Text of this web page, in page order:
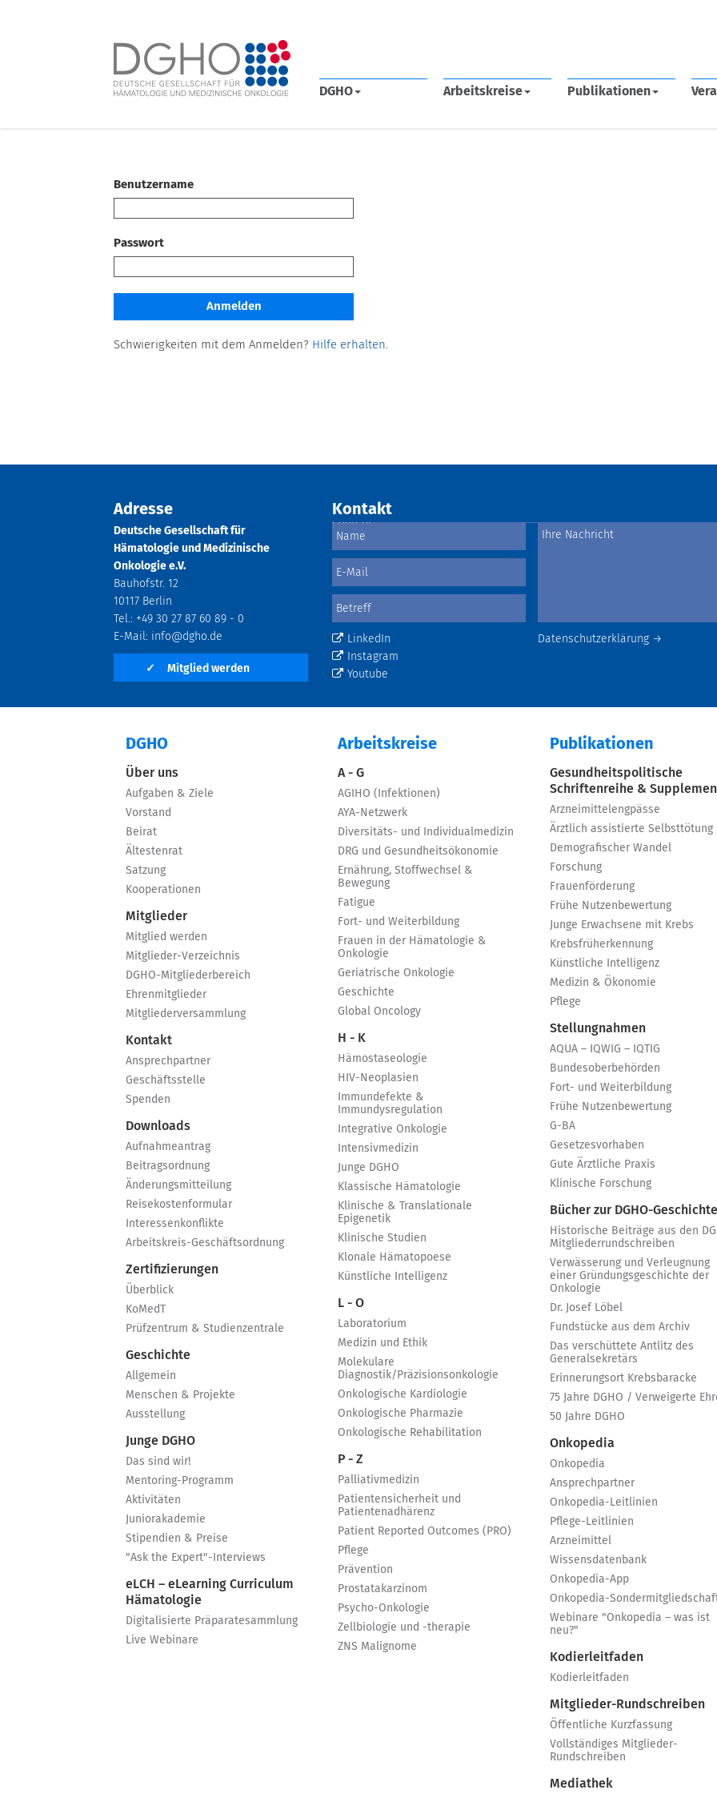
DGHO Arbeitskreise Publikationen
Benutzername
Passwort
Schwierigkeiten mit dem Anmelden? Hilfe erhalten.
Adresse
Deutsche Gesellschaft für
Hämatologie und Medizinische
Onkologie e.V.
Bauhofstr. 12
10117 Berlin
Tel.: +49 30 27 87 60 89 - 0
E-Mail: info@dgho.de
✓ Mitglied werden
Kontakt
Datenschutzerklärung →
LinkedIn
Instagram
Youtube
DGHO
Über uns
Aufgaben & Ziele
Vorstand
Beirat
Ältestenrat
Satzung
Kooperationen
Mitglieder
Mitglied werden
Mitglieder-Verzeichnis
DGHO-Mitgliederbereich
Ehrenmitglieder
Mitgliederversammlung
Kontakt
Ansprechpartner
Geschäftsstelle
Spenden
Downloads
Aufnahmeantrag
Beitragsordnung
Änderungsmitteilung
Reisekostenformular
Interessenkonflikte
Arbeitskreis-Geschäftsordnung
Zertifizierungen
Überblick
KoMedT
Prüfzentrum & Studienzentrale
Geschichte
Allgemein
Menschen & Projekte
Ausstellung
Junge DGHO
Das sind wir!
Mentoring-Programm
Aktivitäten
Juniorakademie
Stipendien & Preise
"Ask the Expert"-Interviews
eLCH – eLearning Curriculum
Hämatologie
Digitalisierte Präparatesammlung
Live Webinare
Arbeitskreise
A - G
AGIHO (Infektionen)
AYA-Netzwerk
Diversitäts- und Individualmedizin
DRG und Gesundheitsökonomie
Ernährung, Stoffwechsel &
Bewegung
Fatigue
Fort- und Weiterbildung
Frauen in der Hämatologie &
Onkologie
Geriatrische Onkologie
Geschichte
Global Oncology
H - K
Hämostaseologie
HIV-Neoplasien
Immundefekte &
Immundysregulation
Integrative Onkologie
Intensivmedizin
Junge DGHO
Klassische Hämatologie
Klinische & Translationale
Epigenetik
Klinische Studien
Klonale Hämatopoese
Künstliche Intelligenz
L - O
Laboratorium
Medizin und Ethik
Molekulare
Diagnostik/Präzisionsonkologie
Onkologische Kardiologie
Onkologische Pharmazie
Onkologische Rehabilitation
P - Z
Palliativmedizin
Patientensicherheit und
Patientenadhärenz
Patient Reported Outcomes (PRO)
Pflege
Prävention
Prostatakarzinom
Psycho-Onkologie
Zellbiologie und -therapie
ZNS Malignome
Publikationen
Gesundheitspolitische
Schriftenreihe &
Arzneimittelengpässe
Ärztlich assistierte Selbsttötung
Demografischer Wandel
Forschung
Frauenförderung
Frühe Nutzenbewertung
Junge Erwachsene mit Krebs
Krebsfrüherkennung
Künstliche Intelligenz
Medizin & Ökonomie
Pflege
Stellungnahmen
AQUA – IQWIG – IQTIG
Bundesoberbehörden
Fort- und Weiterbildung
Frühe Nutzenbewertung
G-BA
Gesetzesvorhaben
Gute Ärztliche Praxis
Klinische Forschung
Bücher zur DGHO-Geschichte
Historische Beiträge aus den
Mitgliederrundschreiben
Verwässerung und Verleugnung
einer Gründungsgeschichte der
Onkologie
Dr. Josef Löbel
Fundstücke aus dem Archiv
Das verschüttete Antlitz des
Generalsekretärs
Erinnerungsort Krebsbaracke
75 Jahre DGHO / Verweigerte
50 Jahre DGHO
Onkopedia
Onkopedia
Ansprechpartner
Onkopedia-Leitlinien
Pflege-Leitlinien
Arzneimittel
Wissensdatenbank
Onkopedia-App
Onkopedia-
Webinare "Onkopedia – was ist
neu?"
Kodierleitfaden
Kodierleitfaden
Mitglieder-Rundschreiben
Öffentliche Kurzfassung
Vollständiges Mitglieder-
Rundschreiben
Mediathek